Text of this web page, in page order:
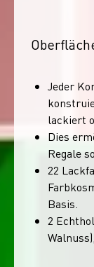
Jeder
lackiert
Dies
Regale
22
Basis.
2